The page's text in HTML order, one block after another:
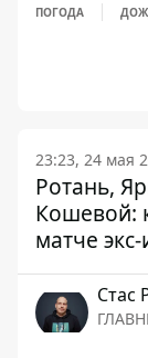
ПОГОДА
23:23, 24 мая
Ротань,
Кошевой:
матче
Стаc